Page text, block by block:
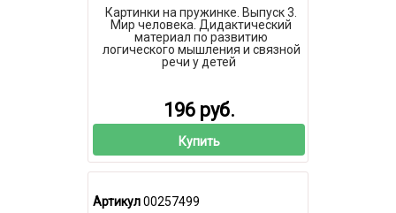
Картинки на пружинке. Выпуск 3.
Мир человека. Дидактический
материал по развитию
логического мышления и связной
речи у детей
196 руб.
Купить
Артикул00257499